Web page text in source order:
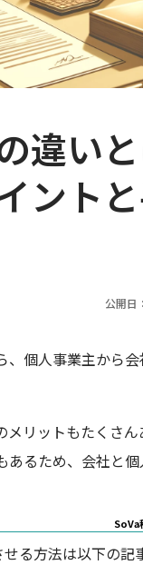
違い
ント
公開日
個人事業主から
リットもたくさ
るため、会社と
SoVa
る方法は以下の記